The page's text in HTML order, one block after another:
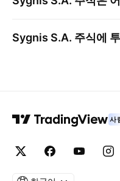
Sygnis S.A. 주식에
사